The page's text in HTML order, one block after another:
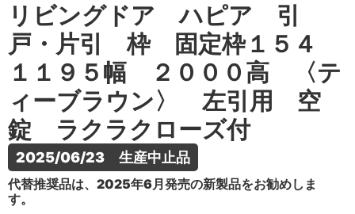
リビングドア ハピア 引
戸・片引 枠 固定枠１５４
１１９５幅 ２０００高 〈テ
ィーブラウン〉 左引用 空
錠 ラクラクローズ付
2025/06/23　生産中止品
代替推奨品は、2025年6月発売の新製品をお勧めしま
す。